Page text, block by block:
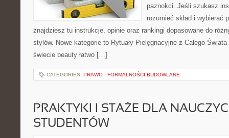
paznokci. Jeśli szukasz
rozumieć skład i wybierać
znajdziesz tu instrukcje, opinie oraz rankingi dopasowane do
stylów. Nowe kategorie to Rytuały Pielęgnacyjne z Całego
świecie beauty łatwo […]
CATEGORIES: PRAWO I FORMALNOŚCI BUDOWLANE
PRAKTYKI I STAŻE DLA
STUDENTÓW